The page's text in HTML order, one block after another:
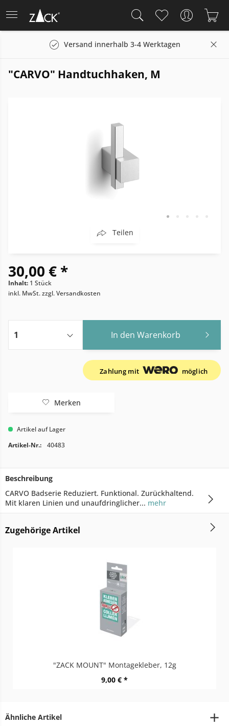
Versand innerhalb 3-4 Werktagen
"CARVO" Handtuchhaken, M
Teilen
30,00 € *
Inhalt: 1 Stück
inkl. MwSt.zzgl. Versandkosten
In den Warenkorb
Zahlung mit möglich
Merken
Artikel auf Lager
Artikel-Nr.:
40483
Beschreibung
CARVO Badserie Reduziert. Funktional. Zurückhaltend.
Mit klaren Linien und unaufdringlicher... mehr
Zugehörige Artikel
"ZACK MOUNT" Montagekleber, 12g
9,00 € *
Ähnliche Artikel